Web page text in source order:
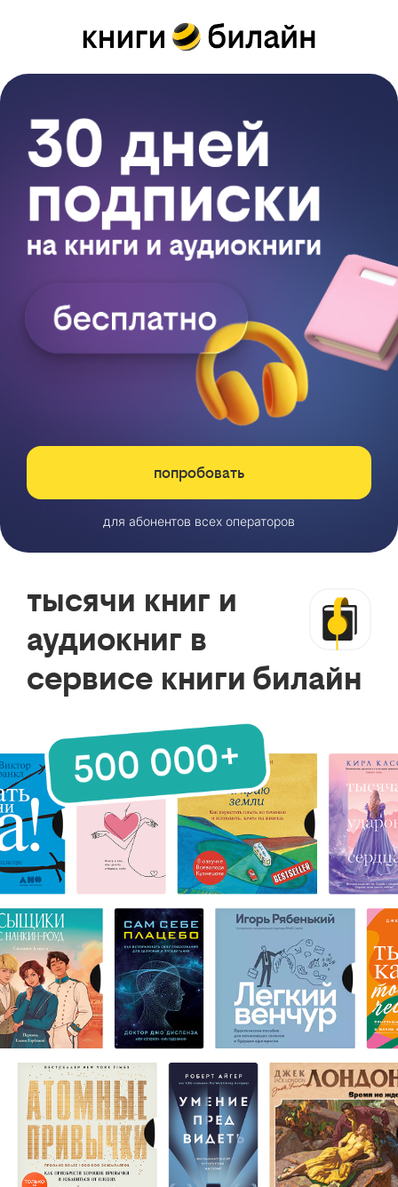
попробовать
для абонентов всех операторов
тысячи книг и
аудиокниг в
сервисе книги билайн